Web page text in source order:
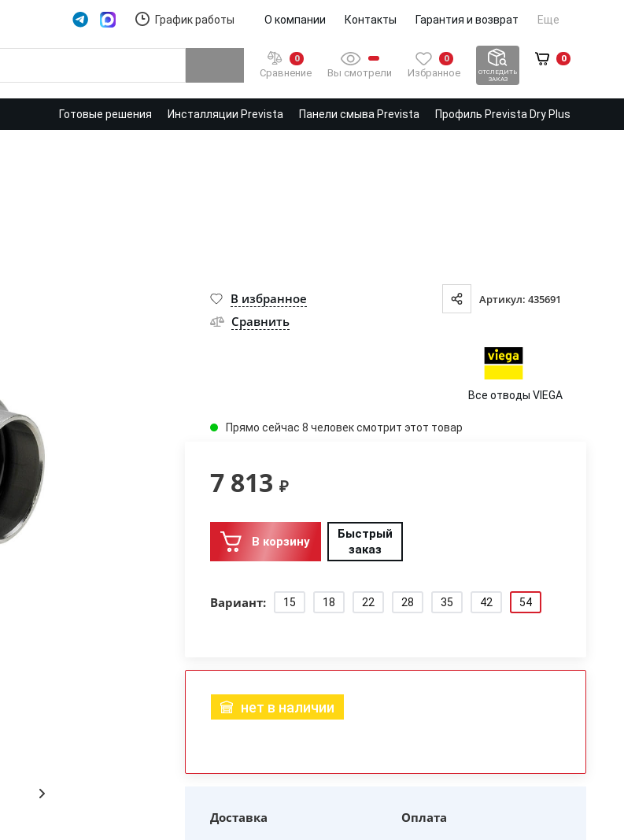
График работы О компании Контакты Гарантия и возврат Еще
0
Сравнение Вы смотрели
0
Избранное
ОТСЛЕДИТЬ
ЗАКАЗ
0
Готовые решения Инсталляции Prevista Панели смыва Prevista Профиль Prevista Dry Plus
В избранное Артикул: 435691
Сравнить
Все отводы VIEGA
Прямо сейчас 8 человек смотрит этот товар
7 813 ₽
В корзину
Быстрый
заказ
Вариант: 15 18 22 28 35 42 54
нет в наличии
Доставка Оплата